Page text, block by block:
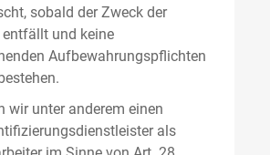
sobald der Zweck der
und keine
Aufbewahrungspflichten
wir unter anderem einen
als